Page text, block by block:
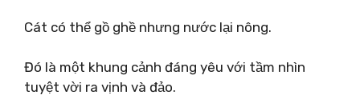
Cát có thể gồ ghề nhưng nước lại nông.
Đó là một khung cảnh đáng yêu với tầm nhìn
tuyệt vời ra vịnh và đảo.